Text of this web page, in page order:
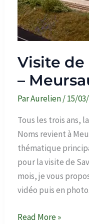
Visite
–
ParAurelien/15/
Tous les trois ans,
Noms revient à
thématique
pour la visite de
mois, je vous
vidéo puis en
Visite
Read More »